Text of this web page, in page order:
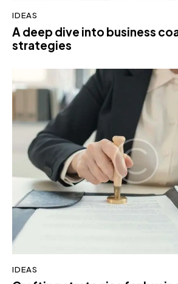
IDEAS
A deep dive into business
strategies
IDEAS